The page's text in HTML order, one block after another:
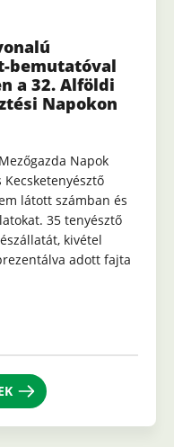
bemutatóval
a 32. Alföldi
Napokon
Napok
látott számban és
35 tenyésztő
kivétel
adott fajta